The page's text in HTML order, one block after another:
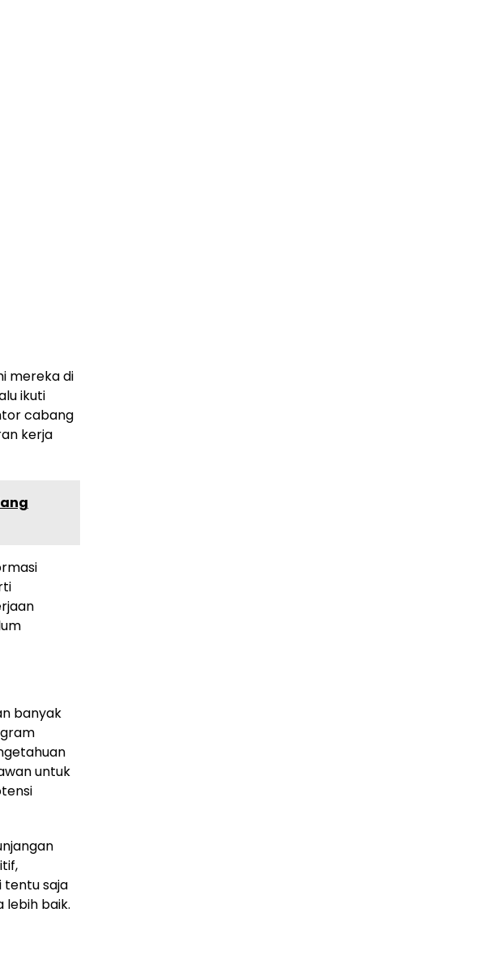
mereka di
ikuti
cabang
kerja
banyak
untuk
tentu saja
baik.